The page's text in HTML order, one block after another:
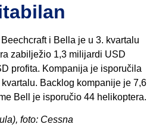
i Bella je u 3. kvartalu
zabilježio 1,3 milijardi USD
profita. Kompanija je isporučila
Backlog kompanije je 7,6
Bell je isporučio 44 helikoptera.
foto: Cessna